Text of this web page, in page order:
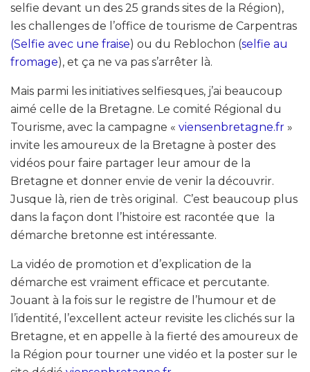
selfie devant un des 25 grands sites de la Région),
les challenges de l’office de tourisme de Carpentras
(Selfie avec une fraise) ou du Reblochon (selfie au
fromage), et ça ne va pas s’arrêter là.
Mais parmi les initiatives selfiesques, j’ai beaucoup
aimé celle de la Bretagne. Le comité Régional du
Tourisme, avec la campagne « viensenbretagne.fr »
invite les amoureux de la Bretagne à poster des
vidéos pour faire partager leur amour de la
Bretagne et donner envie de venir la découvrir.
Jusque là, rien de très original. C’est beaucoup plus
dans la façon dont l’histoire est racontée que la
démarche bretonne est intéressante.
La vidéo de promotion et d’explication de la
démarche est vraiment efficace et percutante.
Jouant à la fois sur le registre de l’humour et de
l’identité, l’excellent acteur revisite les clichés sur la
Bretagne, et en appelle à la fierté des amoureux de
la Région pour tourner une vidéo et la poster sur le